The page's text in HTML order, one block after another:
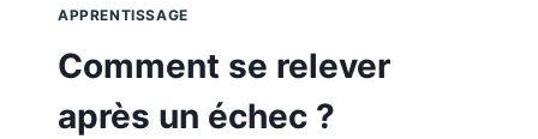
APPRENTISSAGE
Comment se relever
après un échec ?